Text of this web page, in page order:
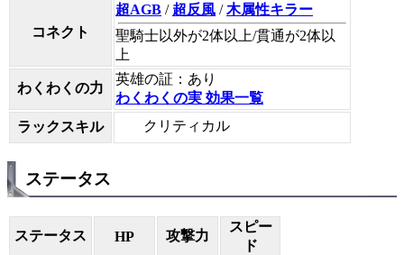
コネクト
超AGB / 超反風 /木属性キラー
聖騎士以外が2体以上/貫通が2体以
上
わくわくの力
英雄の証：あり
わくわくの実 効果一覧
ラックスキル
クリティカル
ステータス
ステータス HP 攻撃力
スピー
ド